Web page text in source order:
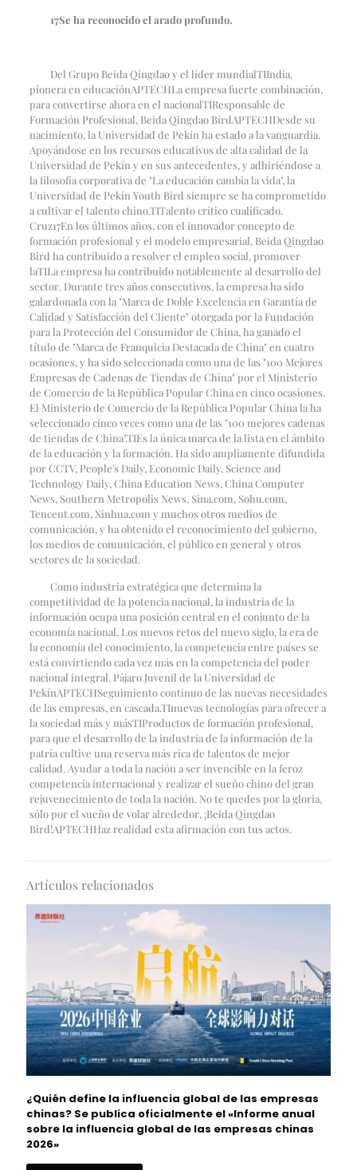
17Se ha reconocido el arado profundo.
Del Grupo Beida Qingdao y el líder mundialTIIndia,
pionera en educaciónAPTECHLa empresa fuerte combinación,
para convertirse ahora en el nacionalTIResponsable de
Formación Profesional, Beida Qingdao BirdAPTECHDesde su
nacimiento, la Universidad de Pekín ha estado a la vanguardia.
Apoyándose en los recursos educativos de alta calidad de la
Universidad de Pekín y en sus antecedentes, y adhiriéndose a
la filosofía corporativa de "La educación cambia la vida", la
Universidad de Pekín Youth Bird siempre se ha comprometido
a cultivar el talento chino.TITalento crítico cualificado.
Cruz17En los últimos años, con el innovador concepto de
formación profesional y el modelo empresarial, Beida Qingdao
Bird ha contribuido a resolver el empleo social, promover
laTILa empresa ha contribuido notablemente al desarrollo del
sector. Durante tres años consecutivos, la empresa ha sido
galardonada con la "Marca de Doble Excelencia en Garantía de
Calidad y Satisfacción del Cliente" otorgada por la Fundación
para la Protección del Consumidor de China, ha ganado el
título de "Marca de Franquicia Destacada de China" en cuatro
ocasiones, y ha sido seleccionada como una de las "100 Mejores
Empresas de Cadenas de Tiendas de China" por el Ministerio
de Comercio de la República Popular China en cinco ocasiones.
El Ministerio de Comercio de la República Popular China la ha
seleccionado cinco veces como una de las "100 mejores cadenas
de tiendas de China".TIEs la única marca de la lista en el ámbito
de la educación y la formación. Ha sido ampliamente difundida
por CCTV, People's Daily, Economic Daily, Science and
Technology Daily, China Education News, China Computer
News, Southern Metropolis News, Sina.com, Sohu.com,
Tencent.com, Xinhua.com y muchos otros medios de
comunicación, y ha obtenido el reconocimiento del gobierno,
los medios de comunicación, el público en general y otros
sectores de la sociedad.
Como industria estratégica que determina la
competitividad de la potencia nacional, la industria de la
información ocupa una posición central en el conjunto de la
economía nacional. Los nuevos retos del nuevo siglo, la era de
la economía del conocimiento, la competencia entre países se
está convirtiendo cada vez más en la competencia del poder
nacional integral. Pájaro Juvenil de la Universidad de
PekínAPTECHSeguimiento continuo de las nuevas necesidades
de las empresas, en cascada.TInuevas tecnologías para ofrecer a
la sociedad más y másTIProductos de formación profesional,
para que el desarrollo de la industria de la información de la
patria cultive una reserva más rica de talentos de mejor
calidad. Ayudar a toda la nación a ser invencible en la feroz
competencia internacional y realizar el sueño chino del gran
rejuvenecimiento de toda la nación. No te quedes por la gloria,
sólo por el sueño de volar alrededor, ¡Beida Qingdao
Bird!APTECHHaz realidad esta afirmación con tus actos.
Artículos relacionados
¿Quién define la influencia global de las empresas
chinas? Se publica oficialmente el «Informe anual
sobre la influencia global de las empresas chinas
2026»